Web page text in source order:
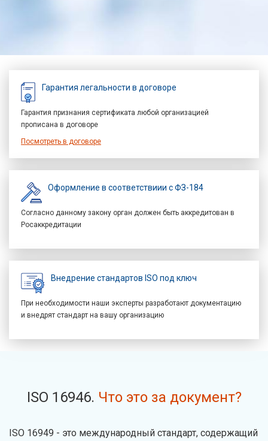
Гарантия легальности в договоре
Гарантия признания сертификата любой организацией
прописана в договоре
Посмотреть в договоре
Оформление в соответствиии с ФЗ-184
Согласно данному закону орган должен быть аккредитован в
Росаккредитации
Внедрение стандартов ISO под ключ
При необходимости наши эксперты разработают документацию
и внедрят стандарт на вашу организацию
ISO 16946. Что это за документ?
ISO 16949 - это международный стандарт, содержащий